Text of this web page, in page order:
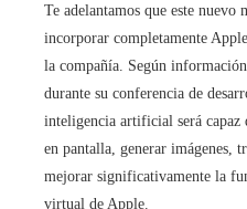
Te adelantamos que este nuevo
incorporar completamente
la compañía. Según
durante su conferencia de
inteligencia artificial será capaz
en pantalla, generar imágenes,
mejorar significativamente la
virtual de Apple.